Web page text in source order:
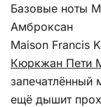
Базовые ноты
Амброксан
Maison Francis
Кюркжан Пети
запечатлённый
ещё дышит